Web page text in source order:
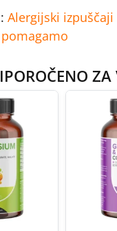
Alergijski izpuščaji
ZA